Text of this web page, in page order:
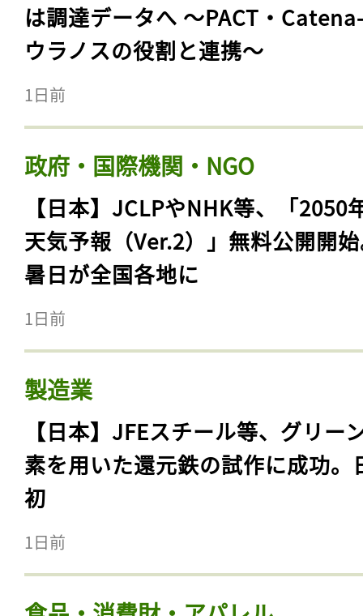
は調達データへ 〜PACT・
ウラノスの役割と連携〜
1日前
政府・国際機関・NGO
【日本】JCLPやNHK等、「2050
天気予報（Ver.2）」無料公開開
暑日が全国各地に
1日前
製造業
【日本】JFEスチール等、グリー
素を用いた還元鉄の試作に成功。
初
1日前